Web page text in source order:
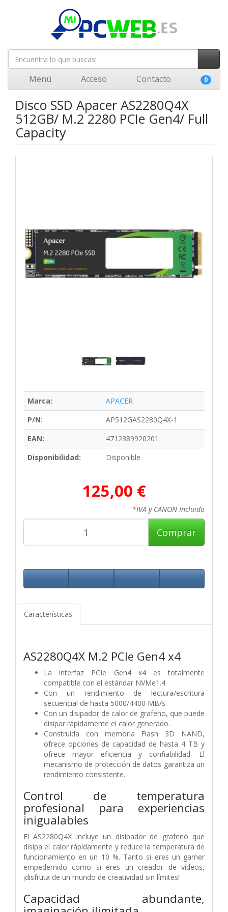
Menú Acceso Contacto 0
Disco SSD Apacer AS2280Q4X
512GB/ M.2 2280 PCIe Gen4/ Full
Capacity
Marca:
APACER
P/N:
AP512GAS2280Q4X-1
EAN:
4712389920201
Disponibilidad:
Disponible
125,00 €
*IVA y CANON Incluido
Comprar
Características
AS2280Q4X M.2 PCIe Gen4 x4
La interfaz PCIe Gen4 x4 es totalmente
compatible con el estándar NVMe1.4
Con un rendimiento de lectura/escritura
secuencial de hasta 5000/4400 MB/s.
Con un disipador de calor de grafeno, que puede
disipar rápidamente el calor generado.
Construida con memoria Flash 3D NAND,
ofrece opciones de capacidad de hasta 4 TB y
ofrece mayor eficiencia y confiabilidad. El
mecanismo de protección de datos garantiza un
rendimiento consistente.
Control de temperatura
profesional para experiencias
inigualables
El AS2280Q4X incluye un disipador de grafeno que
disipa el calor rápidamente y reduce la temperatura de
funcionamiento en un 10 %. Tanto si eres un gamer
empedernido como si eres un creador de vídeos,
¡disfruta de un mundo de creatividad sin límites!
Capacidad abundante,